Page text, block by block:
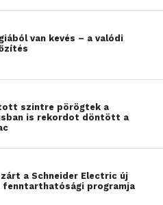
most nem kell
egyszerre el lehet
is tudnak segíteni.
élők
van biztosítva
például a
Pesthidegkúton, a vár
a Bazilikánál, az
településeken,
van kevés – a valódi
szintre pörögtek a
is rekordot döntött a
a Schneider Electric új
fenntarthatósági programja